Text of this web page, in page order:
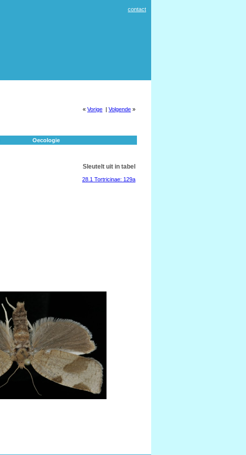
contact
« Vorige | Volgende »
Oecologie
Sleutelt uit in tabel
28.1 Tortricinae: 129a